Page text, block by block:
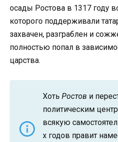
осады Ростова в 1317 году
которого поддерживали
захвачен, разграблен и
полностью попал в
царства.
Хоть Ростов и
политическим
всякую
х годов правит